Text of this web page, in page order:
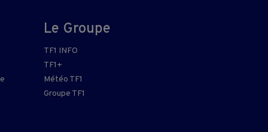
Le Groupe
TF1 INFO
TF1+
Météo TF1
Groupe TF1